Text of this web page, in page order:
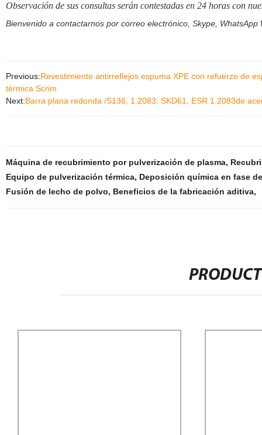
Observación de sus consultas serán contestadas en 24 horas con
Bienvenido a contactarnos por correo electrónico, Skype, WhatsApp
Previous:Revestimiento antirreflejos espuma XPE con refuerzo de
térmica Scrim
Next:Barra plana redonda /S136, 1.2083, SKD61, ESR 1.2083de
Máquina de recubrimiento por pulverización de plasma,
Equipo de pulverización térmica, Deposición química en fase
Fusión de lecho de polvo, Beneficios de la fabricación aditiva,